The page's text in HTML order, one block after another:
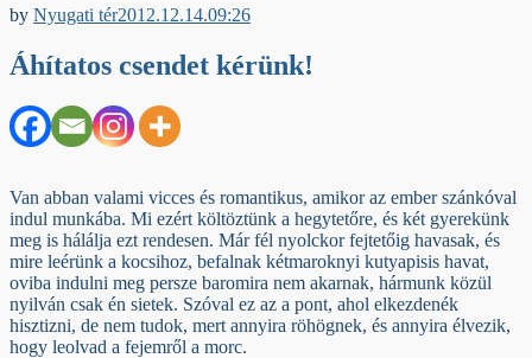
by Nyugati tér2012.12.14.09:26
Áhítatos csendet kérünk!
Van abban valami vicces és romantikus, amikor az ember szánkóval
indul munkába. Mi ezért költöztünk a hegytetőre, és két gyerekünk
meg is hálálja ezt rendesen. Már fél nyolckor fejtetőig havasak, és
mire leérünk a kocsihoz, befalnak kétmaroknyi kutyapisis havat,
oviba indulni meg persze baromira nem akarnak, hármunk közül
nyilván csak én sietek. Szóval ez az a pont, ahol elkezdenék
hisztizni, de nem tudok, mert annyira röhögnek, és annyira élvezik,
hogy leolvad a fejemről a morc.